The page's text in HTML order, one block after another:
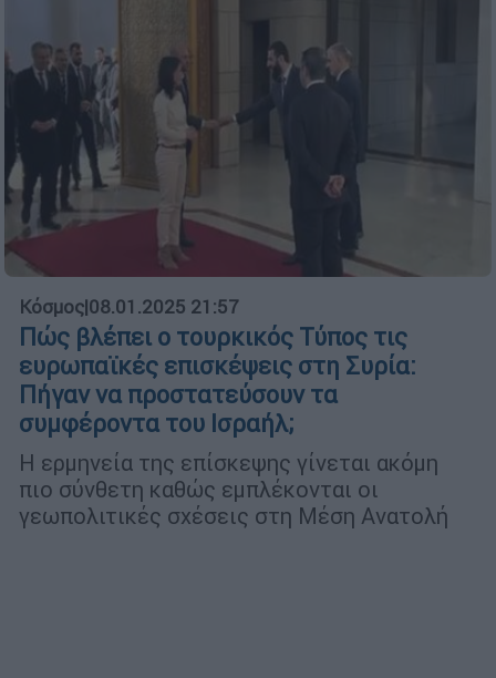
Κόσμος|08.01.2025 21:57
Πώς βλέπει ο τουρκικός Τύπος τις
ευρωπαϊκές επισκέψεις στη Συρία:
Πήγαν να προστατεύσουν τα
συμφέροντα του Ισραήλ;
Η ερμηνεία της επίσκεψης γίνεται ακόμη
πιο σύνθετη καθώς εμπλέκονται οι
γεωπολιτικές σχέσεις στη Μέση Ανατολή